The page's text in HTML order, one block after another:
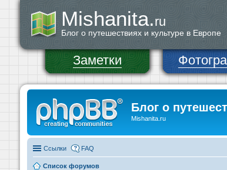
Mishanita.ru
Блог о путешествиях и культуре в Европе
Заметки
Блог о
Mishanita.ru
Ссылки FAQ
Список форумов